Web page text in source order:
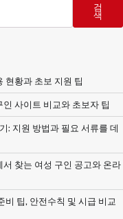
검
색
현황과 초보 지원 팁
사이트 비교와 초보자 팁
: 지원 방법과 필요 서류를 데
찾는 여성 구인 공고와 온라
비 팁, 안전수칙 및 시급 비교